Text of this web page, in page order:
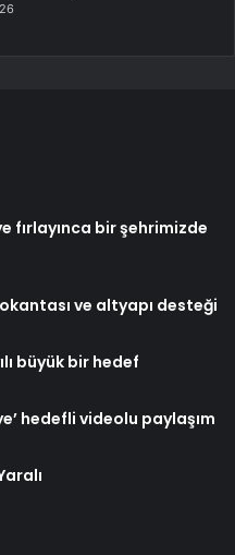
fırlayınca bir şehrimizde
ve altyapı desteği
büyük bir hedef
hedefli videolu paylaşım